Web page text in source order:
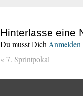
Hinterlasse eine
Du musst Dich Anmelden
«7. Sprintpokal